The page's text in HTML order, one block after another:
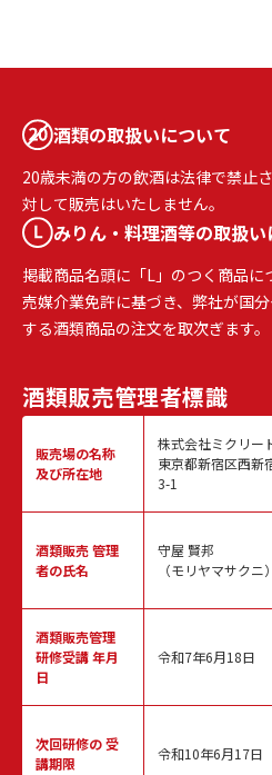
酒類の取扱いについて
20歳未満の方の飲酒は法律で禁止
対して販売はいたしません。
みりん・料理酒等の取扱い
掲載商品名頭に「L」のつく商品
売媒介業免許に基づき、弊社が国
する酒類商品の注文を取次ぎます。
酒類販売管理者標識
販売場の名称
及び所在地
酒類販売管理
者の氏名
酒類販売管理
研修受講 年月
日
次回研修の受
講期限
株式会社ミクリー
東京都新宿区西新
3-1
守屋 賢邦
（モリヤマサクニ）
令和7年6月18日
令和10年6月17日